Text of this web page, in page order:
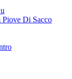
Di Sacco